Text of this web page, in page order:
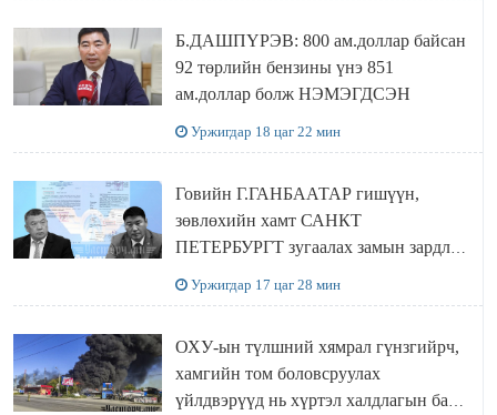
Б.ДАШПҮРЭВ: 800 ам.доллар байсан
92 төрлийн бензины үнэ 851
ам.доллар болж НЭМЭГДСЭН
Уржигдар 18 цаг 22 мин
Говийн Г.ГАНБААТАР гишүүн,
зөвлөхийн хамт САНКТ
ПЕТЕРБУРГТ зугаалах замын зардлаа
Уржигдар 17 цаг 28 мин
ОХУ-ын түлшний хямрал гүнзгийрч,
хамгийн том боловсруулах
үйлдвэрүүд нь хүртэл халдлагын бай